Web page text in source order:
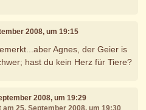
2008, um 19:15
Agnes, der Geier is
hast du kein Herz für Tiere?
2008, um 19:29
25. September 2008, um 19:30